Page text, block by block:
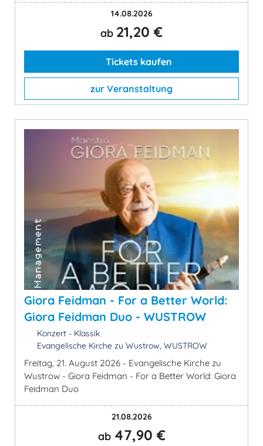
14.08.2026
ab 21,20 €
Tickets kaufen
zur Veranstaltung
Giora Feidman - For a Better World:
Giora Feidman Duo - WUSTROW
Konzert - Klassik
Evangelische Kirche zu Wustrow, WUSTROW
Freitag, 21. August 2026 - Evangelische Kirche zu
Wustrow - Giora Feidman - For a Better World: Giora
Feidman Duo
21.08.2026
ab 47,90 €